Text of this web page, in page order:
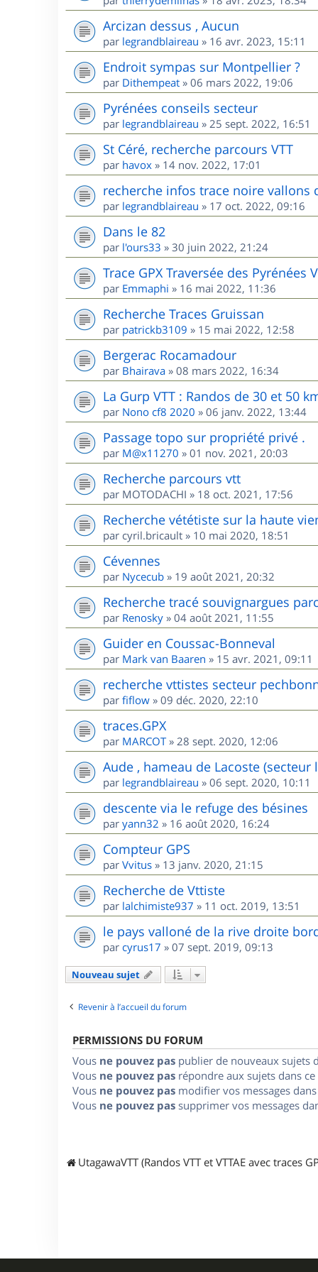
Arcizan dessus , Aucun
par legrandblaireau » 16 avr. 2023, 15:11
Endroit sympas sur Montpellier ?
par Dithempeat » 06 mars 2022, 19:06
Pyrénées conseils secteur
par legrandblaireau » 25 sept. 2022, 16:51
St Céré, recherche parcours VTT
par havox » 14 nov. 2022, 17:01
recherche infos trace noire vallons
par legrandblaireau » 17 oct. 2022, 09:16
Dans le 82
par l'ours33 » 30 juin 2022, 21:24
Trace GPX Traversée des Pyrénées
par Emmaphi » 16 mai 2022, 11:36
Recherche Traces Gruissan
par patrickb3109 » 15 mai 2022, 12:58
Bergerac Rocamadour
par Bhairava » 08 mars 2022, 16:34
La Gurp VTT : Randos de 30 et 50
par Nono cf8 2020 » 06 janv. 2022, 13:44
Passage topo sur propriété privé .
par M@x11270 » 01 nov. 2021, 20:03
Recherche parcours vtt
par MOTODACHI » 18 oct. 2021, 17:56
Recherche vététiste sur la haute
par cyril.bricault » 10 mai 2020, 18:51
Cévennes
par Nycecub » 19 août 2021, 20:32
Recherche tracé souvignargues
par Renosky » 04 août 2021, 11:55
Guider en Coussac-Bonneval
par Mark van Baaren » 15 avr. 2021, 09:11
recherche vttistes secteur
par fiflow » 09 déc. 2020, 22:10
traces.GPX
par MARCOT» 28 sept. 2020, 12:06
Aude , hameau de Lacoste (secteur
par legrandblaireau » 06 sept. 2020, 10:11
descente via le refuge des bésines
par yann32 » 16 août 2020, 16:24
Compteur GPS
par Vvitus » 13 janv. 2020, 21:15
Recherche de Vttiste
par lalchimiste937 » 11 oct. 2019, 13:51
le pays valloné de la rive droite
par cyrus17 » 07 sept. 2019, 09:13
Nouveau sujet
Revenir à l’accueil du forum
PERMISSIONS DU FORUM
Vous ne pouvez pas publier de nouveaux sujets
Vous ne pouvez pas répondre aux sujets dans
Vous ne pouvez pas modifier vos messages
Vous ne pouvez pas supprimer vos messages
UtagawaVTT (Randos VTT et VTTAE avec traces